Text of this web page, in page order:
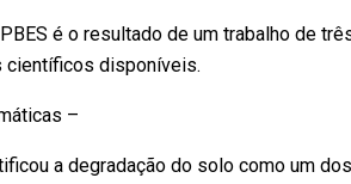
é o resultado de um trabalho de
científicos disponíveis.
–
a degradação do solo como um